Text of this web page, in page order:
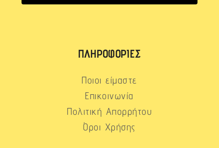
ΠΛΗΡΟΦΟΡΊΕΣ
Ποιοι είμαστε
Επικοινωνία
Πολιτική Απορρήτου
Όροι Χρήσης